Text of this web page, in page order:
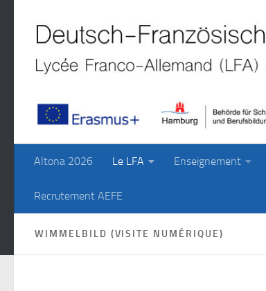
Altona 2026 Le LFA Enseignement
Recrutement AEFE
WIMMELBILD (VISITE NUMÉRIQUE)